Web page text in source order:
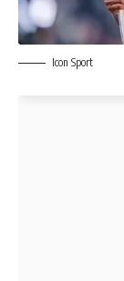
Icon Sport